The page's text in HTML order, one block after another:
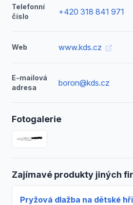
Telefonní
číslo
+420 318 841 971
Web www.kds.cz
E-mailová
adresa
boron@kds.cz
Fotogalerie
Zajímavé produkty jiných
Pryžová dlažba na dětské